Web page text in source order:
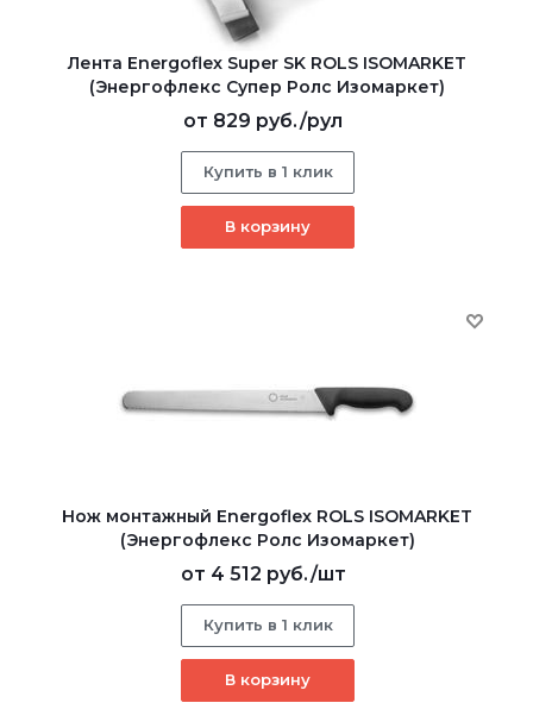
Лента Energoflex Super SK ROLS ISOMARKET
(Энергофлекс Супер Ролс Изомаркет)
от 829 руб./рул
Купить в 1 клик
В корзину
Нож монтажный Energoflex ROLS ISOMARKET
(Энергофлекс Ролс Изомаркет)
от 4 512 руб./шт
Купить в 1 клик
В корзину